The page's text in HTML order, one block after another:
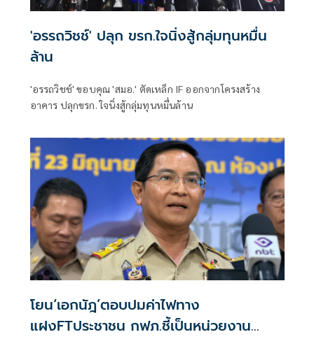
'อรรถวิชช์' ปลุก ขรก.ใจนิ่งสู้กลุ่มทุนหมื่น
ล้าน
'อรรถวิชช์' ขอบคุณ 'สมอ.' ตัดเหล็ก IF ออกจากโครงสร้าง
อาคาร ปลุกขรก. ใจนิ่งสู้กลุ่มทุนหมื่นล้าน
โยน‘เอกนัฎ’ตอบปมค่าไฟทาง
แฝงFTประชาชน กฟภ.ชี้เป็นหน่วยงาน